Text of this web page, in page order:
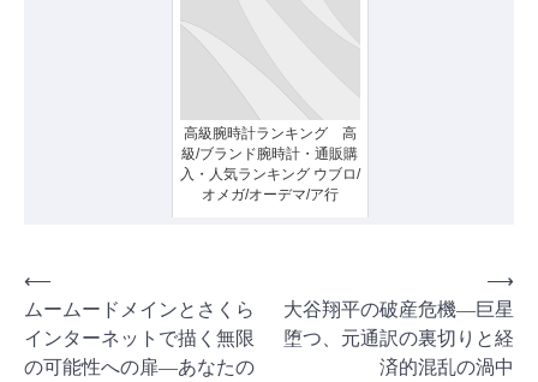
高級腕時計ランキング 高
級/ブランド腕時計・通販購
入・人気ランキング ウブロ/
オメガ/オーデマ/ア行
投
稿
ナ
⟵
ムームードメインとさくら
インターネットで描く無限
の可能性への扉―あなたの
大谷翔平の破産危機―巨星
堕つ、元通訳の裏切りと経
済的混乱の渦中
⟶